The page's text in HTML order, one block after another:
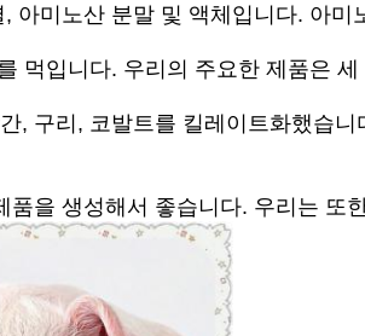
아미노산 분말 및 액체입니다. 아미
먹입니다. 우리의 주요한 제품은
, 구리, 코발트를 킬레이트화했습니
품을 생성해서 좋습니다. 우리는 또